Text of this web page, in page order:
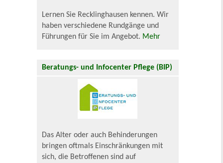
Lernen Sie Recklinghausen kennen. Wir
haben verschiedene Rundgänge und
Führungen für Sie im Angebot. Mehr
Beratungs- und Infocenter Pflege (BIP)
Das Alter oder auch Behinderungen
bringen oftmals Einschränkungen mit
sich, die Betroffenen sind auf